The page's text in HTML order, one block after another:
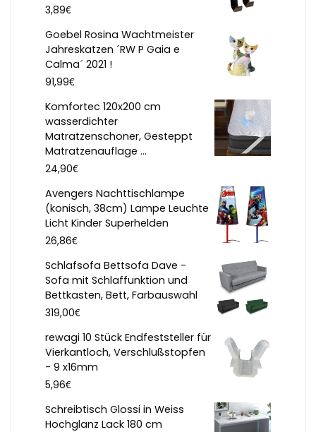
3,89€
Goebel Rosina Wachtmeister
Jahreskatzen ´RW P Gaia e
Calma´ 2021 !
91,99€
Komfortec 120x200 cm
wasserdichter
Matratzenschoner, Gesteppt
Matratzenauflage ...
24,90€
Avengers Nachttischlampe
(konisch, 38cm) Lampe Leuchte
Licht Kinder Superhelden
26,86€
Schlafsofa Bettsofa Dave -
Sofa mit Schlaffunktion und
Bettkasten, Bett, Farbauswahl
319,00€
rewagi 10 Stück Endfeststeller für
Vierkantloch, Verschlußstopfen
- 9 x16mm
5,96€
Schreibtisch Glossi in Weiss
Hochglanz Lack 180 cm